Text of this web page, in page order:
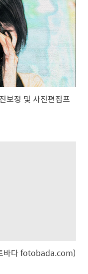
보정 및 사진편집프
바다 fotobada.com)